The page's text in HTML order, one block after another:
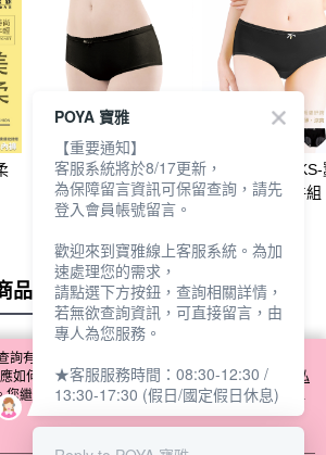
【廠商直送】KS-蠶絲
親膚超薄中腰褲3件組
NT$379
【廠商直送】
冰絲中腰褲3件組
品 全站排行
詢有關本網站使用 cookie 方式之詳情，及若您不希
如何變更電腦的 cookie 設定，請參閱本網站「
隱私
您繼續使用本網站即表示您同意本公司得按本網站使
cookie。
POYA 寶雅
【重要通知】
客服系統將於8/17更新，
為保障留言資訊可保留查詢，請先
登入會員帳號留言。
歡迎來到寶雅線上客服系統。為加
速處理您的需求，
請點選下方按鈕，查詢相關詳情，
若無欲查詢資訊，可直接留言，由
專人為您服務。
★客服服務時間：08:30-12:30 /
13:30-17:30 (假日/國定假日休息)